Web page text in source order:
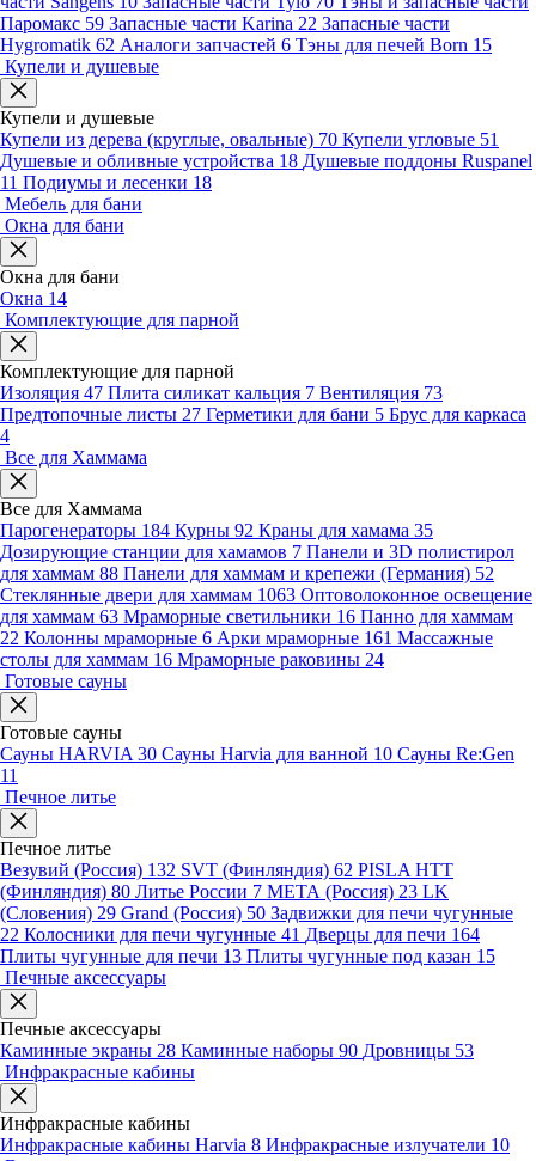
Паромакс 59 Запасные части Karina 22 Запасные части
Hygromatik 62 Аналоги запчастей 6 Тэны для печей Born 15
Купели и душевые
Купели и душевые
Купели из дерева (круглые, овальные) 70 Купели угловые 51
Душевые и обливные устройства 18 Душевые поддоны Ruspanel
11 Подиумы и лесенки 18
Мебель для бани
Окна для бани
Окна для бани
Окна 14
Комплектующие для парной
Комплектующие для парной
Изоляция 47 Плита силикат кальция 7 Вентиляция 73
Предтопочные листы 27 Герметики для бани 5 Брус для каркаса
4
Все для Хаммама
Все для Хаммама
Парогенераторы 184 Курны 92 Краны для хамама 35
Дозирующие станции для хамамов 7 Панели и 3D полистирол
для хаммам 88 Панели для хаммам и крепежи (Германия) 52
Стеклянные двери для хаммам 1063 Оптоволоконное освещение
для хаммам 63 Мраморные светильники 16 Панно для хаммам
22 Колонны мраморные 6 Арки мраморные 161 Массажные
столы для хаммам 16 Мраморные раковины 24
Готовые сауны
Готовые сауны
Сауны HARVIA 30 Сауны Harvia для ванной 10 Сауны Re:Gen
11
Печное литье
Печное литье
Везувий (Россия) 132 SVT (Финляндия) 62 PISLA HTT
(Финляндия) 80 Литье России 7 МЕТА (Россия) 23 LK
(Словения) 29 Grand (Россия) 50 Задвижки для печи чугунные
22 Колосники для печи чугунные 41 Дверцы для печи 164
Плиты чугунные для печи 13 Плиты чугунные под казан 15
Печные аксессуары
Печные аксессуары
Каминные экраны 28 Каминные наборы 90 Дровницы 53
Инфракрасные кабины
Инфракрасные кабины
Инфракрасные кабины Harvia 8 Инфракрасные излучатели 10